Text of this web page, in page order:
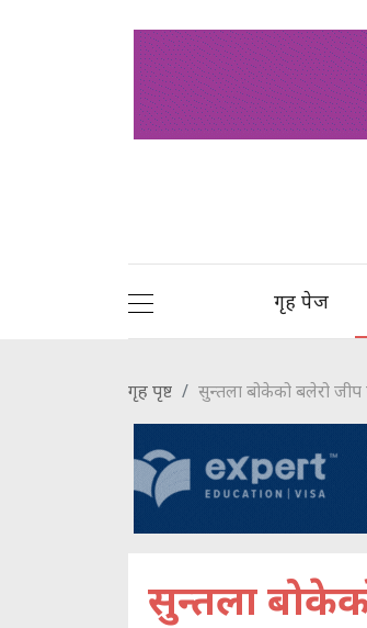
गृह पेज
गृह पृष्ट सुन्तला बोकेको बलेरो जीप
सुन्तला